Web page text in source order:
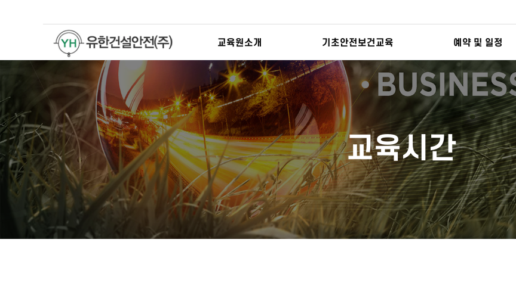
교육원소개 기초안전보건교육 예약 및 일정
교육시간